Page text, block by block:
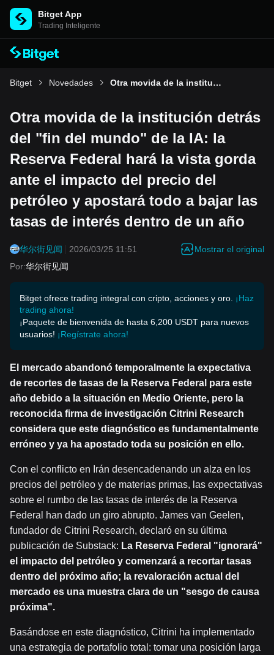
Bitget App
Trading Inteligente
Bitget Novedades Otra movida de la institución detrás del "fin del mundo" de la IA: la Reserva Federal hará la vista gorda ante el impacto del precio del petróleo y apostará todo a bajar las tasas de interés dentro de un año
Otra movida de la institución detrás
del "fin del mundo" de la IA: la
Reserva Federal hará la vista gorda
ante el impacto del precio del
petróleo y apostará todo a bajar las
tasas de interés dentro de un año
华尔街见闻 2026/03/25 11:51
Mostrar el original
Por:华尔街见闻
Bitget ofrece trading integral con cripto, acciones y oro. ¡Haz
trading ahora!
¡Paquete de bienvenida de hasta 6,200 USDT para nuevos
usuarios! ¡Regístrate ahora!
El mercado abandonó temporalmente la expectativa
de recortes de tasas de la Reserva Federal para este
año debido a la situación en Medio Oriente, pero la
reconocida firma de investigación Citrini Research
considera que este diagnóstico es fundamentalmente
erróneo y ya ha apostado toda su posición en ello.
Con el conflicto en Irán desencadenando un alza en los
precios del petróleo y de materias primas, las expectativas
sobre el rumbo de las tasas de interés de la Reserva
Federal han dado un giro abrupto. James van Geelen,
fundador de Citrini Research, declaró en su última
publicación de Substack: La Reserva Federal "ignorará"
el impacto del petróleo y comenzará a recortar tasas
dentro del próximo año; la revaloración actual del
mercado es una muestra clara de un "sesgo de causa
próxima".
Basándose en este diagnóstico, Citrini ha implementado
una estrategia de portafolio total: tomar una posición larga